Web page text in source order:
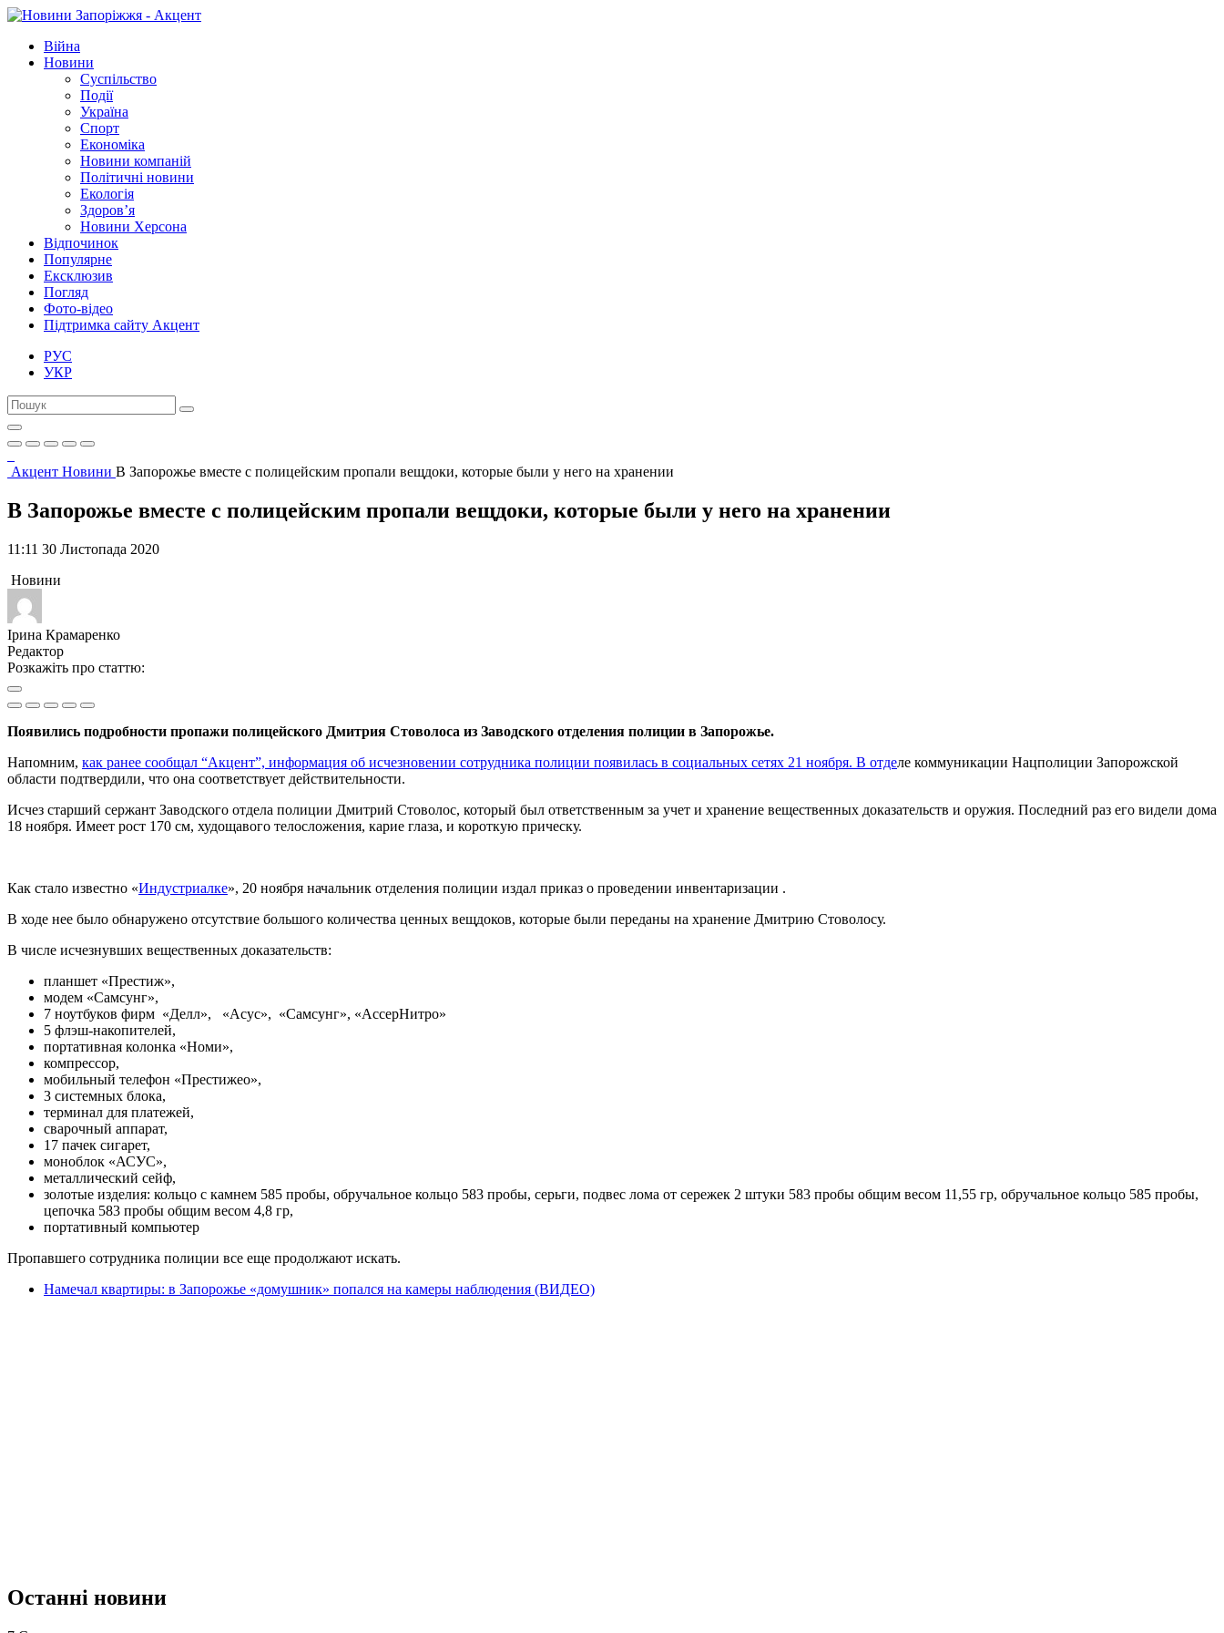
Війна
Новини
Суспільство
Події
Україна
Спорт
Економіка
Новини компаній
Політичні новини
Екологія
Здоров’я
Новини Херсона
Відпочинок
Популярне
Ексклюзив
Погляд
Фото-відео
Підтримка сайту Акцент
РУС
УКР
Акцент Новини В Запорожье вместе с полицейским пропали вещдоки, которые были у него на хранении
В Запорожье вместе с полицейским пропали вещдоки, которые были у него на хранении
11:11 30 Листопада 2020
Новини
Ірина Крамаренко
Редактор
Розкажіть про статтю:
Появились подробности пропажи полицейского Дмитрия Стоволоса из Заводского отделения полиции в Запорожье.
Напомним, как ранее сообщал “Акцент”, информация об исчезновении сотрудника полиции появилась в социальных сетях 21 ноября. В отделе коммуникации Нацполиции Запорожской
области подтвердили, что она соответствует действительности.
Исчез старший сержант Заводского отдела полиции Дмитрий Стоволос, который был ответственным за учет и хранение вещественных доказательств и оружия. Последний раз его видели дома
18 ноября. Имеет рост 170 см, худощавого телосложения, карие глаза, и короткую прическу.
Как стало известно «Индустриалке», 20 ноября начальник отделения полиции издал приказ о проведении инвентаризации .
В ходе нее было обнаружено отсутствие большого количества ценных вещдоков, которые были переданы на хранение Дмитрию Стоволосу.
В числе исчезнувших вещественных доказательств:
планшет «Престиж»,
модем «Самсунг»,
7 ноутбуков фирм «Делл», «Асус», «Самсунг», «АссерНитро»
5 флэш-накопителей,
портативная колонка «Номи»,
компрессор,
мобильный телефон «Престижео»,
3 системных блока,
терминал для платежей,
сварочный аппарат,
17 пачек сигарет,
моноблок «АСУС»,
металлический сейф,
золотые изделия: кольцо с камнем 585 пробы, обручальное кольцо 583 пробы, серьги, подвес лома от сережек 2 штуки 583 пробы общим весом 11,55 гр, обручальное кольцо 585 пробы,
цепочка 583 пробы общим весом 4,8 гр,
портативный компьютер
Пропавшего сотрудника полиции все еще продолжают искать.
Намечал квартиры: в Запорожье «домушник» попался на камеры наблюдения (ВИДЕО)
Останні новини